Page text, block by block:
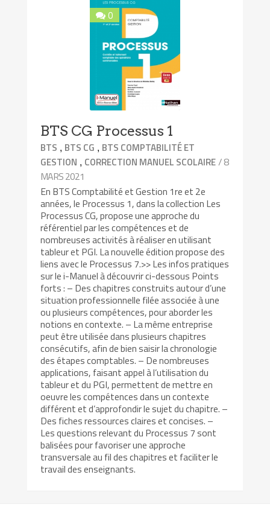
0
BTS CG Processus 1
BTS , BTS CG , BTS COMPTABILITÉ ET
GESTION , CORRECTION MANUEL SCOLAIRE/ 8
MARS 2021
En BTS Comptabilité et Gestion 1re et 2e
années, le Processus 1, dans la collection Les
Processus CG, propose une approche du
référentiel par les compétences et de
nombreuses activités à réaliser en utilisant
tableur et PGI. La nouvelle édition propose des
liens avec le Processus 7.>> Les infos pratiques
sur le i-Manuel à découvrir ci-dessous Points
forts : – Des chapitres construits autour d’une
situation professionnelle filée associée à une
ou plusieurs compétences, pour aborder les
notions en contexte. – La même entreprise
peut être utilisée dans plusieurs chapitres
consécutifs, afin de bien saisir la chronologie
des étapes comptables. – De nombreuses
applications, faisant appel à l’utilisation du
tableur et du PGI, permettent de mettre en
oeuvre les compétences dans un contexte
différent et d’approfondir le sujet du chapitre. –
Des fiches ressources claires et concises. –
Les questions relevant du Processus 7 sont
balisées pour favoriser une approche
transversale au fil des chapitres et faciliter le
travail des enseignants.